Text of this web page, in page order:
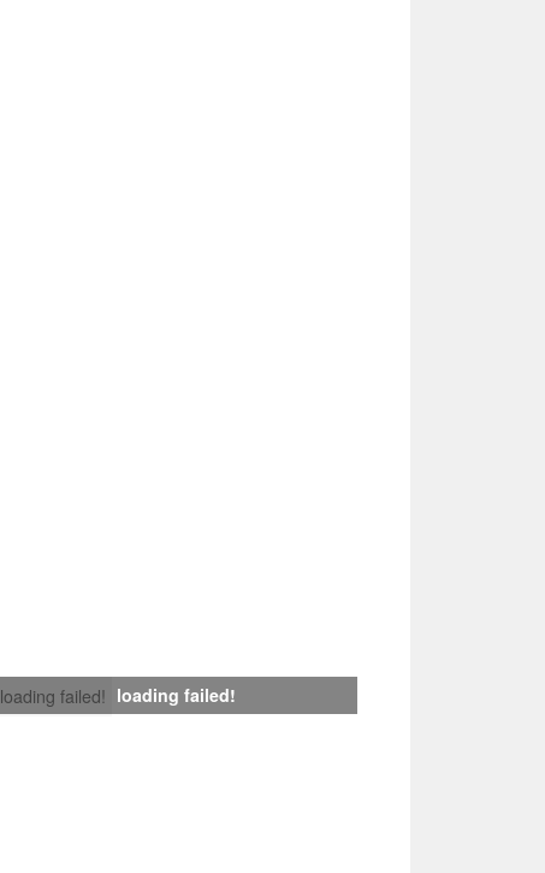
loading failed! loading failed!